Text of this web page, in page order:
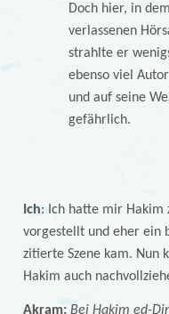
Doch hier, in dem
verlassenen
strahlte er
ebenso viel
und auf seine
gefährlich.
Ich: Ich hatte mir Hakim
vorgestellt und eher ein
zitierte Szene kam. Nun
Hakim auch
Akram: Bei Hakim ed-